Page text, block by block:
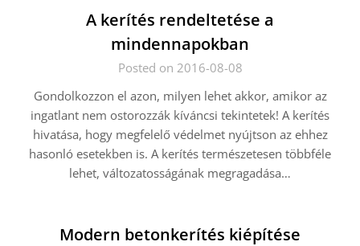
A kerítés rendeltetése a
mindennapokban
Posted on 2016-08-08
Gondolkozzon el azon, milyen lehet akkor, amikor az
ingatlant nem ostorozzák kíváncsi tekintetek! A kerítés
hivatása, hogy megfelelő védelmet nyújtson az ehhez
hasonló esetekben is. A kerítés természetesen többféle
lehet, változatosságának megragadása…
Modern betonkerítés kiépítése